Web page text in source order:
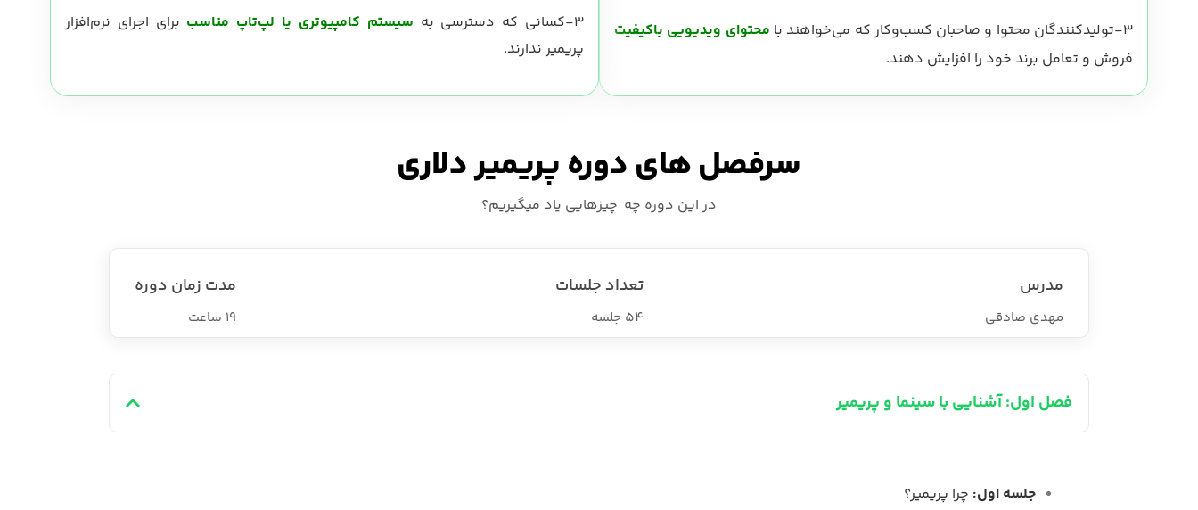
3-تولیدکنندگان محتوا و صاحبان کسب‌وکار که می‌خواهند با
محتوای ویدیویی باکیفیت
فروش و تعامل برند خود را افزایش دهند.
3-کسانی که دسترسی به
سیستم کامپیوتری یا لپ‌تاپ مناسب برای اجرای نرم‌افزار
پریمیر ندارند.
سرفصل های دوره پریمیر دلاری
در این دوره چه چیزهایی یاد میگیریم؟
مدرس
مهدی صادقی
تعداد جلسات
54 جلسه
مدت زمان دوره
19 ساعت
فصل اول: آشنایی با سینما و پریمیر
جلسه اول: چرا پریمیر؟